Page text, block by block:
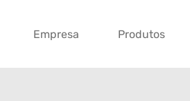
Empresa Produtos